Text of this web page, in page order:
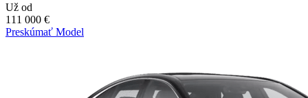
Už od
111 000 €
Preskúmať Model